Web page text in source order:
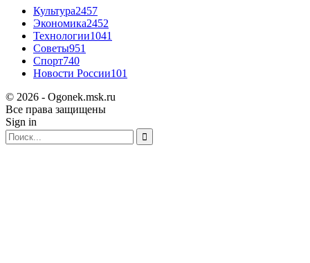
Культура2457
Экономика2452
Технологии1041
Советы951
Спорт740
Новости России101
© 2026 - Ogonek.msk.ru
Все права защищены
Sign in